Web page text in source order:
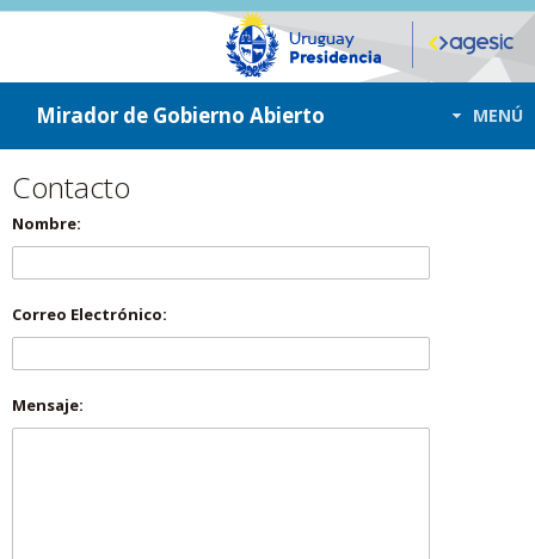
ir a contenido
ir al menú
Mirador de Gobierno Abierto MENÚ
Contacto
Nombre:
Correo Electrónico:
Mensaje: